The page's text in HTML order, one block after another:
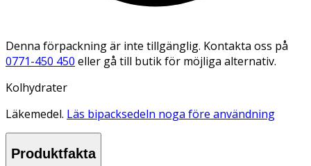
Denna förpackning är inte tillgänglig. Kontakta oss på
0771-450 450 eller gå till butik för möjliga alternativ.
Kolhydrater
Läkemedel. Läs bipacksedeln noga före användning
Produktfakta